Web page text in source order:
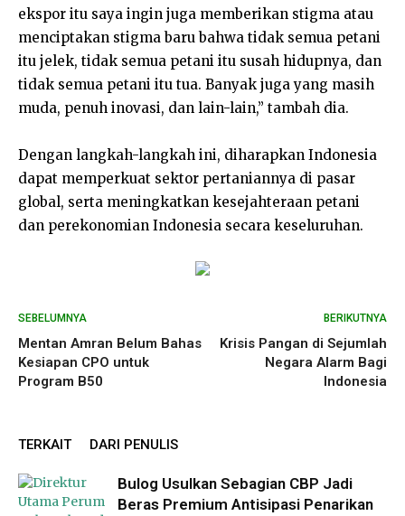
ekspor itu saya ingin juga memberikan stigma atau
menciptakan stigma baru bahwa tidak semua petani
itu jelek, tidak semua petani itu susah hidupnya, dan
tidak semua petani itu tua. Banyak juga yang masih
muda, penuh inovasi, dan lain-lain,” tambah dia.
Dengan langkah-langkah ini, diharapkan Indonesia
dapat memperkuat sektor pertaniannya di pasar
global, serta meningkatkan kesejahteraan petani
dan perekonomian Indonesia secara keseluruhan.
SEBELUMNYA
Mentan Amran Belum Bahas
Kesiapan CPO untuk
Program B50
BERIKUTNYA
Krisis Pangan di Sejumlah
Negara Alarm Bagi
Indonesia
TERKAIT DARI PENULIS
Bulog Usulkan Sebagian CBP Jadi
Beras Premium Antisipasi Penarikan